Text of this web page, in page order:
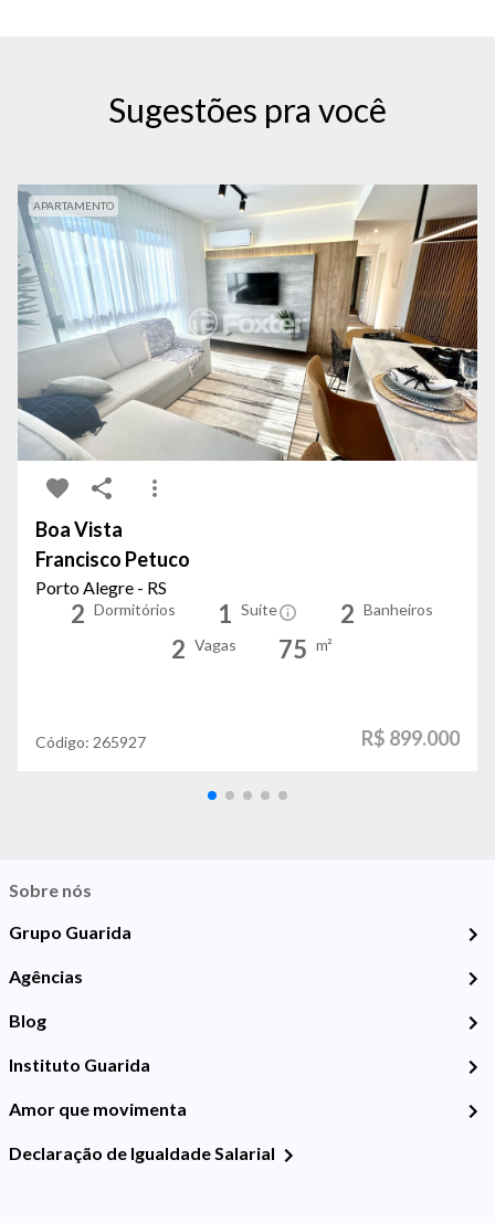
Sugestões pra você
APARTAMENTO
Boa Vista
Francisco Petuco
Porto Alegre - RS
2 Dormitórios 1 Suíte 2 Banheiros
2 Vagas 75 m²
Código: 265927 R$ 899.000
Sobre nós
Grupo Guarida
Agências
Blog
Instituto Guarida
Amor que movimenta
Declaração de Igualdade Salarial